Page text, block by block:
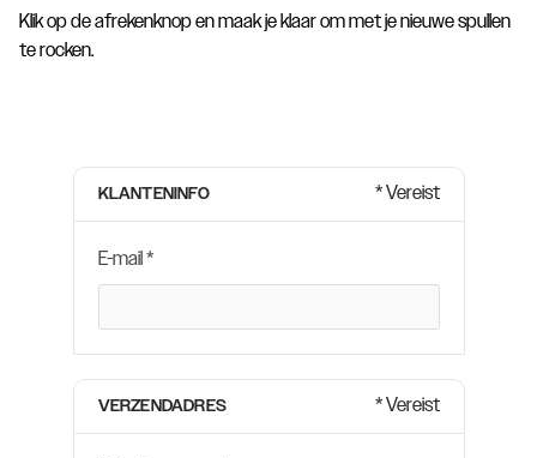
Klik op de afrekenknop en maak je klaar om met je nieuwe spullen
te rocken.
KLANTENINFO * Vereist
E-mail *
VERZENDADRES * Vereist